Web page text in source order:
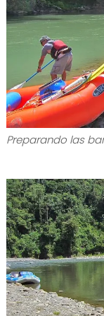
Preparando las